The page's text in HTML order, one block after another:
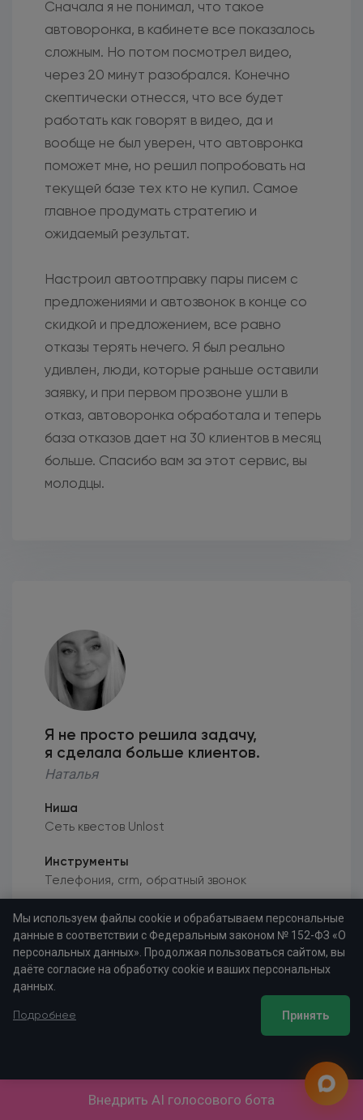
Внедрить AI голосового бота
Мы используем файлы cookie и обрабатываем персональные
данные в соответствии с Федеральным законом № 152-ФЗ «О
персональных данных». Продолжая пользоваться сайтом, вы
даёте согласие на обработку cookie и ваших персональных
данных.
Подробнее Принять
Сначала я не понимал, что такое
автоворонка, в кабинете все показалось
сложным. Но потом посмотрел видео,
через 20 минут разобрался. Конечно
скептически отнесся, что все будет
работать как говорят в видео, да и
вообще не был уверен, что автовронка
поможет мне, но решил попробовать на
текущей базе тех кто не купил. Самое
главное продумать стратегию и
ожидаемый результат.
Настроил автоотправку пары писем с
предложениями и автозвонок в конце со
скидкой и предложением, все равно
отказы терять нечего. Я был реально
удивлен, люди, которые раньше оставили
заявку, и при первом прозвоне ушли в
отказ, автоворонка обработала и теперь
база отказов дает на 30 клиентов в месяц
больше. Спасибо вам за этот сервис, вы
молодцы.
Я не просто решила задачу,
я сделала больше клиентов.
Наталья
Ниша
Сеть квестов Unlost
Инструменты
Телефония, crm, обратный звонок
Результаты
Больше стало приходить клиентов и играть в
квесты
Опубликовано
22.07.2018
телефонии и, то в одном не хватает что-
то, то в другом неадекватно стоит, то в